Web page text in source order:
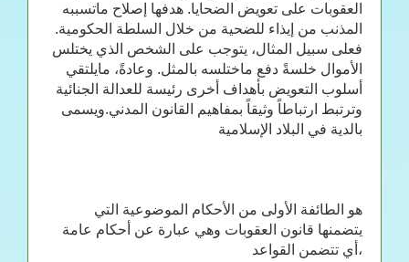
العقوبات على تعويض الضحايا. هدفها إصلاح ماتسببه
المذنب من إيذاء للضحية من خلال السلطة الحكومية.
فعلى سبيل المثال، يتوجب على الشخص الذي يختلس
الأموال خلسةً دفع ماختلسه بالمثل. وعادةً، مايلتقي
أسلوب التعويض بأهداف أخرى رئيسة للعدالة الجنائية
وترتبط ارتباطاً وثيقاً بمفاهيم القانون المدني.ويسمى
بالدية في البلاد الإسلامية
هو الطائفة الأولى من الأحكام الموضوعية التي
يتضمنها قانون العقوبات وهي عبارة عن أحكام عامة
،أي تتضمن القواعد